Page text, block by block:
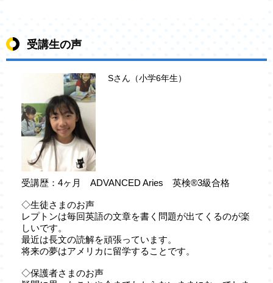
受講生の声
Sさん（小学6年生）
受講歴：4ヶ月 ADVANCED Aries 英検®3級合格
◇生徒さまのお声
レプトンは毎回英語の文章を書く問題が出てくるのが楽
しいです。
最近は長文の読解を頑張っています。
将来の夢はアメリカに留学することです。
◇保護者さまのお声